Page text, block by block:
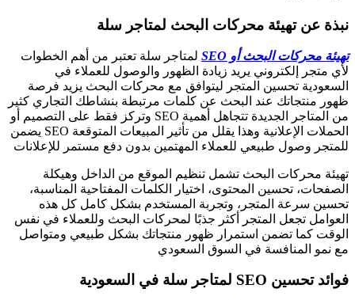
نبذة عن تهيئة محركات البحث لمتاجر سلة
تهيئة محركات البحث أو SEO
لمتاجر سلة تعتبر من أهم الخطوات
لأي متجر إلكتروني يريد زيادة الظهور والوصول للعملاء في
السعودية تحسين المتجر ليتوافق مع محركات البحث يزيد فرصة
ظهور منتجاتك عند البحث عن كلمات مرتبطة بنشاطك التجاري كثير
من المتاجر الجديدة تتجاهل أهمية SEO وتركز فقط على التصميم أو
الحملات الإعلانية وهذا يقلل من تأثير المبيعات المتوقعة SEO يضمن
للمتجر وصول طبيعي للعملاء المهتمين بدون دفع مستمر للإعلانات
تهيئة محركات البحث تشمل تنظيم الموقع من الداخل وهيكلة
الصفحات، تحسين المحتوى، اختيار الكلمات المفتاحية المناسبة،
تحسين سرعة المتجر، وتجربة المستخدم بشكل كامل كل هذه
العوامل تجعل المتجر أكثر جذبًا لمحركات البحث وللعملاء في نفس
الوقت كما تضمن استمرار ظهور منتجاتك بشكل طبيعي ومتواصل
مع نمو المنافسة في السوق السعودي
فوائد تحسين SEO لمتاجر سلة في السعودية